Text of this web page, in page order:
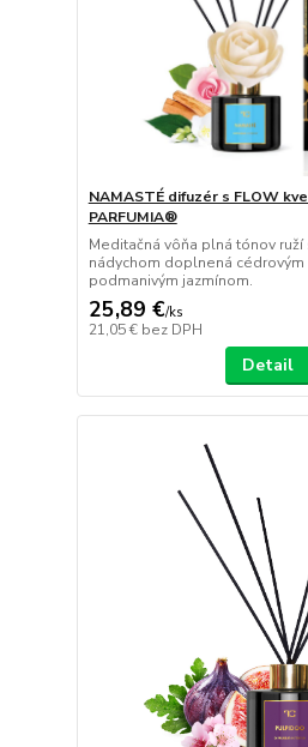
NAMASTÉ difuzér s FLOW
PARFUMIA®
Meditačná vôňa plná tónov ruží
nádychom doplnená
podmanivým jazmínom.
25,89 €/ks
21,05 € bez DPH
Detail